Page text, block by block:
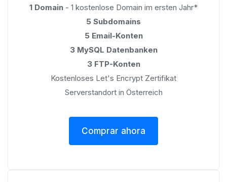
1 Domain - 1 kostenlose Domain im ersten Jahr*
5 Subdomains
5 Email-Konten
3 MySQL Datenbanken
3 FTP-Konten
Kostenloses Let's Encrypt Zertifikat
Serverstandort in Österreich
Comprar ahora